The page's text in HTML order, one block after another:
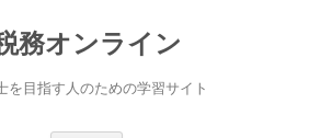
務オンライン
を目指す人のための学習サイト